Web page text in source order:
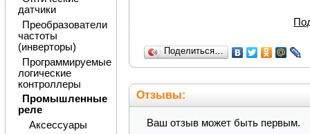
Поделиться…
Отзывы:
Ваш отзыв может быть первым.
датчики
Преобразователи
частоты
(инверторы)
Программируемые
логические
контроллеры
Промышленные
реле
Аксессуары